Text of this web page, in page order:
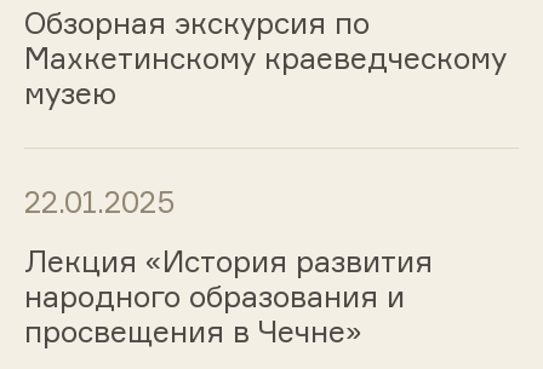
Обзорная экскурсия по
Махкетинскому краеведческому
музею
22.01.2025
Лекция «История развития
народного образования и
просвещения в Чечне»